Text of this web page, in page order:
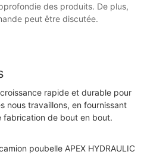
des produits. De plus,
peut être discutée.
rapide et durable pour
nous travaillons, en fournissant
fabrication de bout en bout.